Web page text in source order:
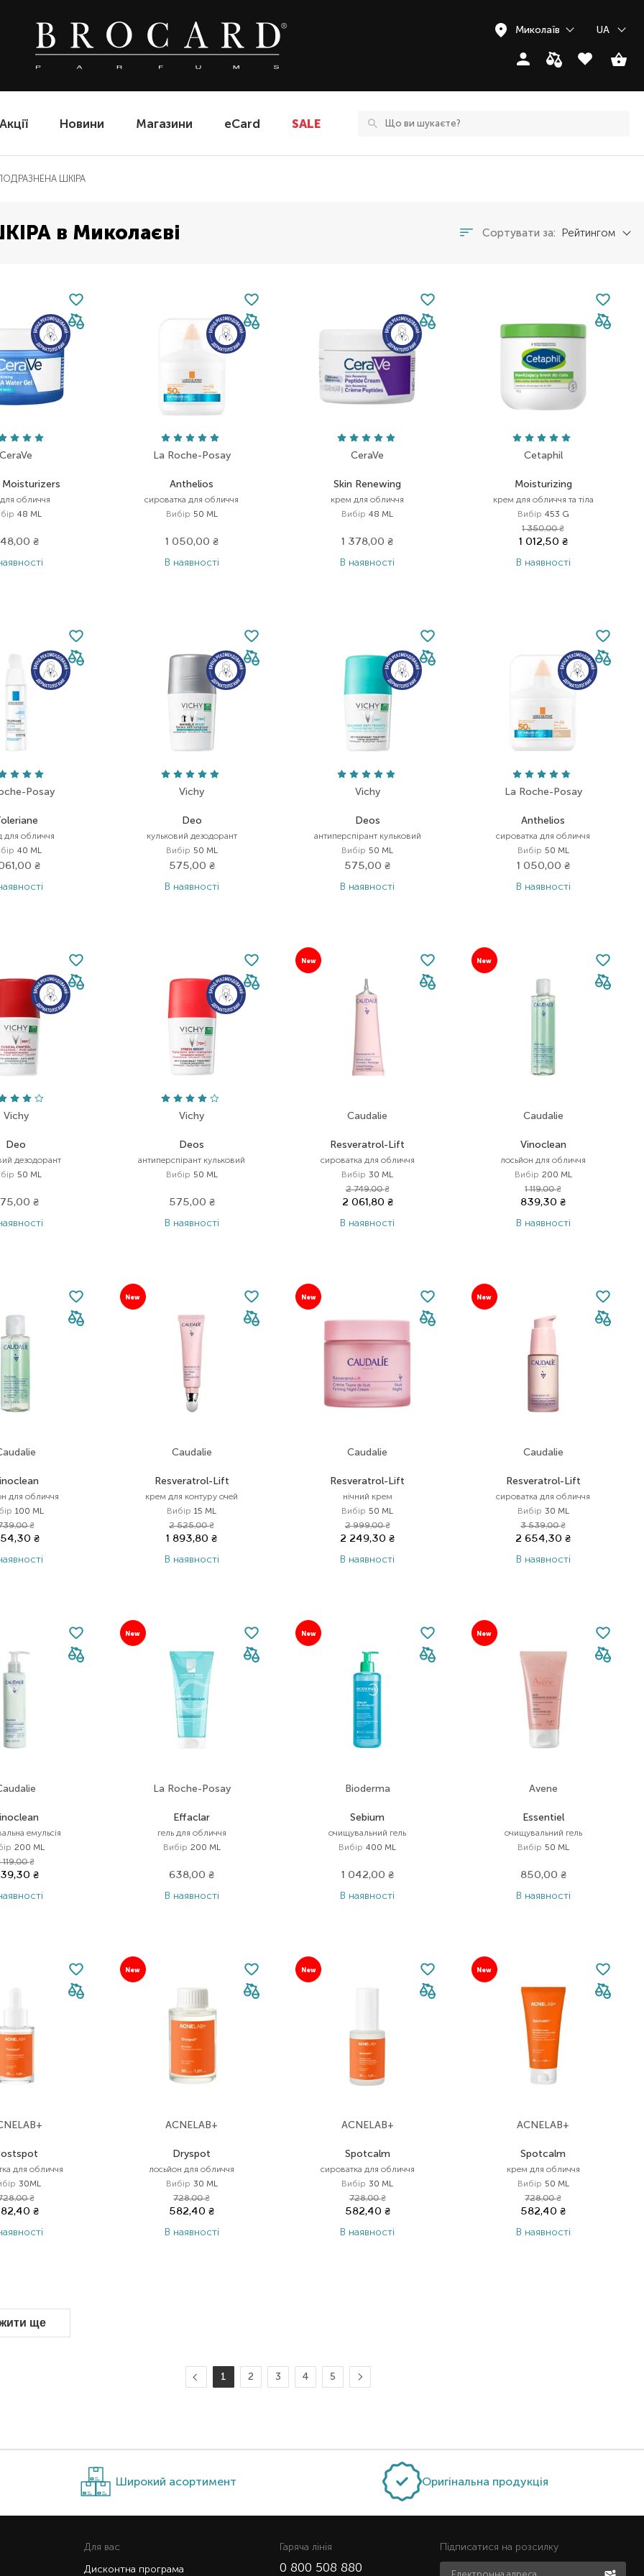
Миколаїв UA
Акції Новини Магазини eCard SALE
ШКІРА
в Миколаєві Сортувати за: Рейтингом
CeraVe
Moisturizers
для обличчя
48 ML
₴
La Roche-Posay
Anthelios
сироватка для обличчя
Вибір 50 ML
1 050,00 ₴
В наявності
CeraVe
Skin Renewing
крем для обличчя
Вибір 48 ML
1 378,00₴
В наявності
Cetaphil
Moisturizing
крем для обличчя та тіла
Вибір 453 G
1 350,00₴
1 012,50 ₴
В наявності
Posay
для обличчя
40 ML
₴
Vichy
Deo
кульковий дезодорант
Вибір 50 ML
575,00 ₴
В наявності
Vichy
Deos
антиперспірант кульковий
Вибір 50 ML
575,00₴
В наявності
La Roche-Posay
Anthelios
сироватка для обличчя
Вибір 50 ML
1 050,00 ₴
В наявності
Vichy
Deo
дезодорант
50 ML
₴
Vichy
Deos
антиперспірант кульковий
Вибір 50 ML
575,00 ₴
В наявності
New
Caudalie
Resveratrol-Lift
сироватка для обличчя
Вибір 30 ML
2 749,00₴
2 061,80 ₴
В наявності
New
Caudalie
Vinoclean
лосьйон для обличчя
Вибір 200 ML
1 119,00₴
839,30₴
В наявності
для обличчя
100 ML
₴
₴
New
Caudalie
Resveratrol-Lift
крем для контуру очей
Вибір 15 ML
2 525,00₴
1 893,80₴
В наявності
New
Caudalie
Resveratrol-Lift
нічний крем
Вибір 50 ML
2 999,00₴
2 249,30₴
В наявності
New
Caudalie
Resveratrol-Lift
сироватка для обличчя
Вибір 30 ML
3 539,00₴
2 654,30₴
В наявності
емульсія
200 ML
119,00₴
₴
New
La Roche-Posay
Effaclar
гель для обличчя
Вибір 200 ML
638,00₴
В наявності
New
Bioderma
Sebium
очищувальний гель
Вибір 400 ML
1 042,00 ₴
В наявності
New
Avene
Essentiel
очищувальний гель
Вибір 50 ML
850,00 ₴
В наявності
для обличчя
30ML
₴
₴
New
ACNELAB+
Dryspot
лосьйон для обличчя
Вибір 30 ML
728,00₴
582,40₴
В наявності
New
ACNELAB+
Spotcalm
сироватка для обличчя
Вибір 30 ML
728,00₴
582,40 ₴
В наявності
New
ACNELAB+
Spotcalm
крем для обличчя
Вибір 50 ML
728,00₴
582,40₴
В наявності
ще
1 2 3 4 5
Широкий асортимент Оригінальна продукція
Для вас
Дисконтна програма
Гаряча лiнiя
0 800 508 880
Підписатися на розсилку